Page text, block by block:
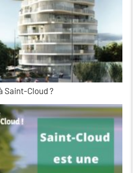
Saint-Cloud ?